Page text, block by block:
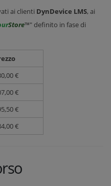
ai clienti DynDevice LMS, ai
Store™" definito in fase di
€
€
€
€